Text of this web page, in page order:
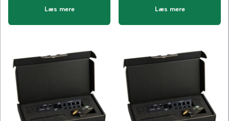
Læs mere Læs mere